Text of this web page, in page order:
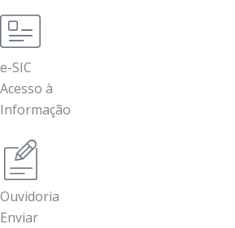
e-SIC
Acesso à
Informação
Ouvidoria
Enviar